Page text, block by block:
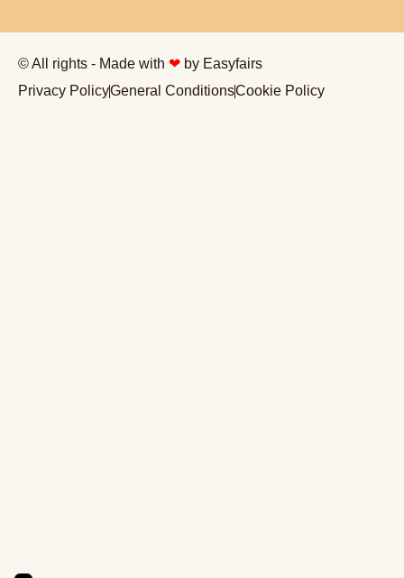
© All rights - Made with ❤ by Easyfairs
Privacy PolicyGeneral ConditionsCookie Policy